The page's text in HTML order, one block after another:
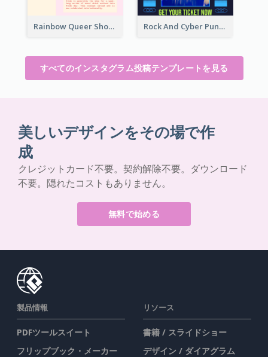
Rainbow Queer Shoutout Instagram Design Templates Rock And Cyber Punk Instagram Post Design Idea
すべてのインスタグラム投稿テンプレートを見る
美しいデザインをその場で作
成
クレジットカード不要。契約解除不要。ダウンロード
不要。隠れたコストもありません。
無料で始める
製品情報
PDFツールスイート
フリップブック・メーカー
リソース
書籍 / スライドショー
デザイン / ダイアグラム